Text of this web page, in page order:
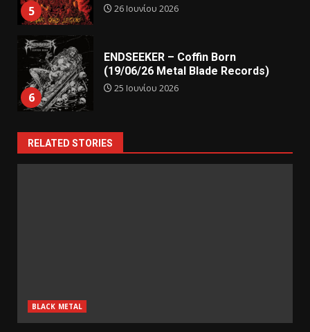
5 26 Ιουνίου 2026
6
ENDSEEKER – Coffin Born
(19/06/26 Metal Blade Records)
25 Ιουνίου 2026
RELATED STORIES
BLACK METAL